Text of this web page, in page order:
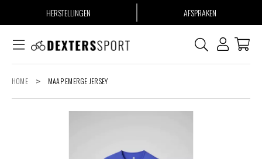
HERSTELLINGEN AFSPRAKEN
HOME > MAAP EMERGE JERSEY